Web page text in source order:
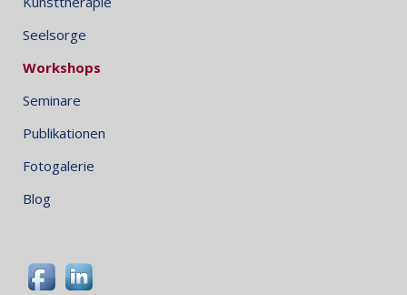
Seelsorge
Workshops
Seminare
Publikationen
Fotogalerie
Blog